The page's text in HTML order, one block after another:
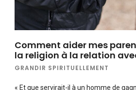
Comment aider mes
la religion à la relation
GRANDIR SPIRITUELLEMENT
« Et que servirait-il à un homme de